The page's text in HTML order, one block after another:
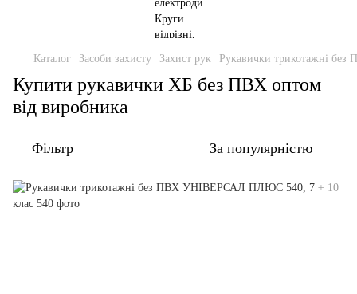
Каталог Засоби захисту Захист рук Рукавички трикотажні без
Купити рукавички ХБ без ПВХ оптом
від виробника
Фільтр За популярністю